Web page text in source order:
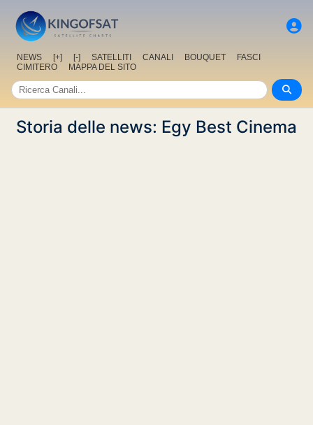
NEWS [+] [-] SATELLITI CANALI BOUQUET
FASCI
CIMITERO
MAPPA DEL SITO
Storia delle news: Egy Best Cinema